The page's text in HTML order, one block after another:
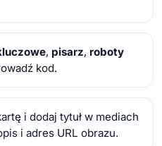
, pisarz, roboty
kod.
i dodaj tytuł w mediach
i adres URL obrazu.